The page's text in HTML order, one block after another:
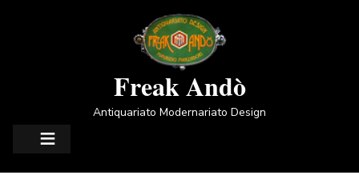
Freak Andò
Antiquariato Modernariato Design